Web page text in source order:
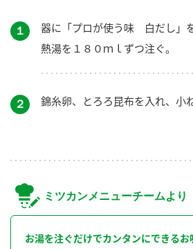
１
器に「プロが使う味 白だし」
熱湯を１８０ｍｌずつ注ぐ。
２ 錦糸卵、とろろ昆布を入れ、小
ミツカンメニューチームより
お湯を注ぐだけでカンタンにできるお